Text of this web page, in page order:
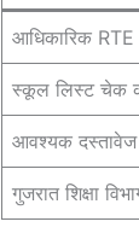
आधिकारिक RTE
स्कूल लिस्ट चेक
आवश्यक
गुजरात शिक्षा